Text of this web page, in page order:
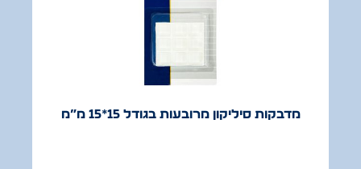
מדבקות סיליקון מרובעות בגודל 15*15 מ”מ